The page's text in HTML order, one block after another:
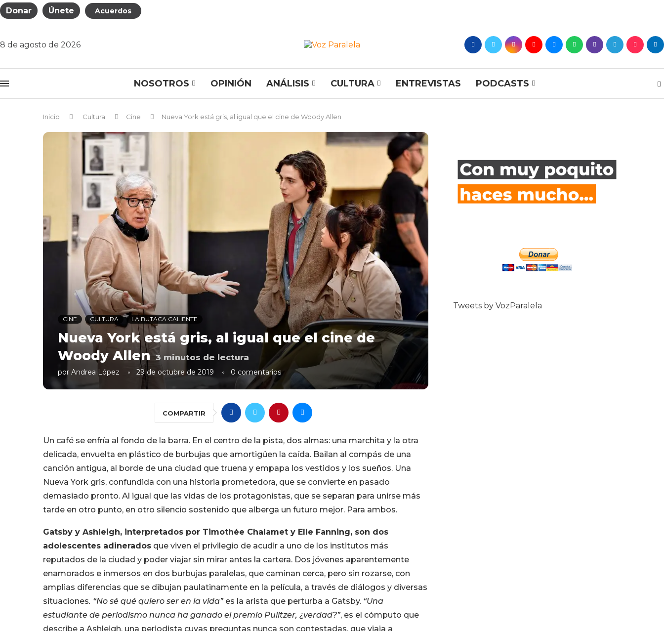
Donar Únete Acuerdos
8 de agosto de 2026
NOSOTROS OPINIÓN ANÁLISIS CULTURA ENTREVISTAS PODCASTS
Inicio Cultura Cine Nueva York está gris, al igual que el cine de Woody Allen
CINE CULTURA LA BUTACA CALIENTE
Nueva York está gris, al igual que el cine de
Woody Allen
3 minutos de lectura
por Andrea López 29 de octubre de 2019 0 comentarios
COMPARTIR
Un café se enfría al fondo de la barra. En el centro de la pista, dos almas: una marchita y la otra
delicada, envuelta en plástico de burbujas que amortigüen la caída. Bailan al compás de una
canción antigua, al borde de una ciudad que truena y empapa los vestidos y los sueños. Una
Nueva York gris, confundida con una historia prometedora, que se convierte en pasado
demasiado pronto. Al igual que las vidas de los protagonistas, que se separan para unirse más
tarde en otro punto, en otro silencio sostenido que alberga un futuro mejor. Para ambos.
Gatsby y Ashleigh, interpretados por Timothée Chalamet y Elle Fanning, son dos
adolescentes adinerados que viven el privilegio de acudir a uno de los institutos más
reputados de la ciudad y poder viajar sin mirar antes la cartera. Dos jóvenes aparentemente
enamorados e inmersos en dos burbujas paralelas, que caminan cerca, pero sin rozarse, con
amplias diferencias que se dibujan paulatinamente en la película, a través de diálogos y diversas
situaciones. “No sé qué quiero ser en la vida”es la arista que perturba a Gatsby. “Una
estudiante de periodismo nunca ha ganado el premio Pulitzer, ¿verdad?”, es el cómputo que
describe a Ashleigh, una periodista cuyas preguntas nunca son contestadas, que viaja a
Tweets by VozParalela